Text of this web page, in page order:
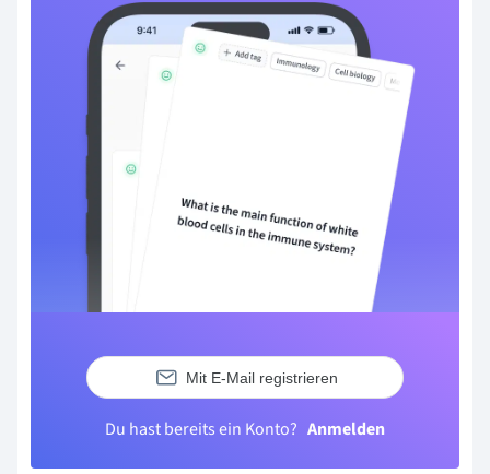
Mit E-Mail registrieren
Du hast bereits ein Konto? Anmelden